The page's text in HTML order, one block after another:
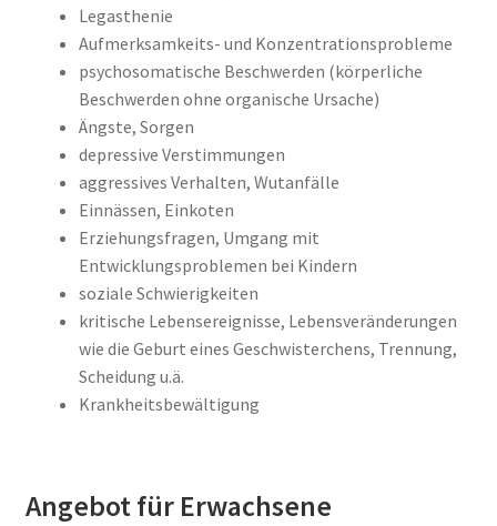
Legasthenie
Aufmerksamkeits- und Konzentrationsprobleme
psychosomatische Beschwerden (körperliche
Beschwerden ohne organische Ursache)
Ängste, Sorgen
depressive Verstimmungen
aggressives Verhalten, Wutanfälle
Einnässen, Einkoten
Erziehungsfragen, Umgang mit
Entwicklungsproblemen bei Kindern
soziale Schwierigkeiten
kritische Lebensereignisse, Lebensveränderungen
wie die Geburt eines Geschwisterchens, Trennung,
Scheidung u.ä.
Krankheitsbewältigung
Angebot für Erwachsene